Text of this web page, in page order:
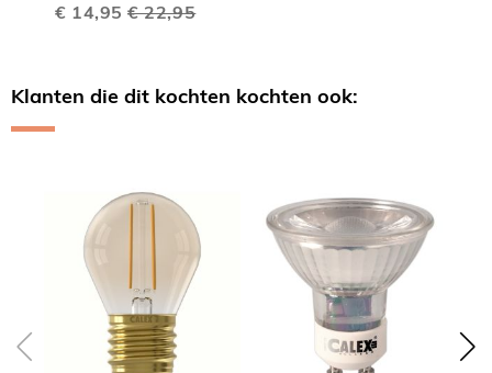
Speciale
€ 14,95 € 22,95
Klanten die dit kochten kochten ook: